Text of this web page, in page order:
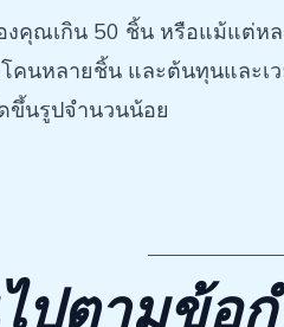
งคุณเกิน 50 ชิ้น หรือแม้แต่
นหลายชิ้น และต้นทุนและเ
ขึ้นรูปจำนวนน้อย
ปตามข้อ